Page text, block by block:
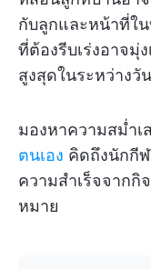
กับลูกและหน้าที่ใ
ที่ต้องรีบเร่งอาจมุ่
สูงสุดในระหว่างวัน
มองหาความสม่ำเ
ตนเอง คิดถึงนักกี
ความสำเร็จจากกิ
หมาย